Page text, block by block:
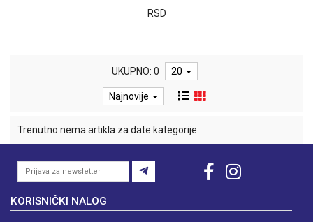
RSD
UKUPNO: 0 20
Najnovije
Trenutno nema artikla za date kategorije
KORISNIČKI NALOG